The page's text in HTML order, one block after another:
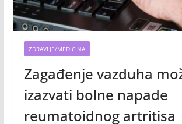
ZDRAVLJE/MEDICINA
Zagađenje vazduha
izazvati bolne napade
reumatoidnog artritisa